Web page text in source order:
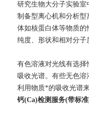
研究生物大分子实验室
制备型离心机和分析
体如核蛋白体等物质
纯度、形状和相对分
有色溶液对光线有选
吸收光谱。有些无色
利用物质*的吸收光谱
钙(Ca)检测服务(带标